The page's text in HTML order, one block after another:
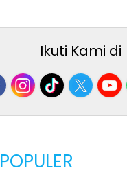
Ikuti Kami di
POPULER